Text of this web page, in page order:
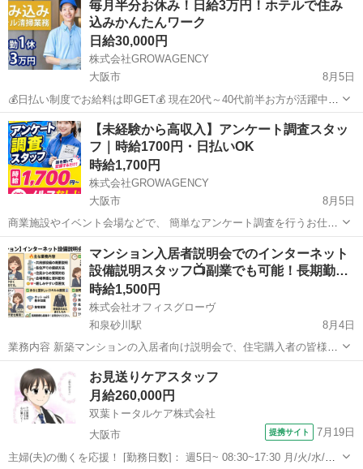
リング ・回答内容の入力 ・簡単な受付サポート 質問内容は決まっ...
毎月半分お休み！日給3万円！ホテルで住み
込みかんたんワーク
日給30,000円
株式会社GROWAGENCY
大阪市
8月5日
💰日払い制度でお給料は即GET💰 現在20代～40代前半お方が活躍中で
す！ 【お仕事内容】 客室清掃スタッフ：ホテルでのお客様が退出され
たお部屋を清掃するお仕事です！ 全体的に特別なスキルは必要ありま
せん！未経...
大阪 大阪市 ホテル 給料
【未経験から高収入】アンケート調査スタッ
フ｜時給1700円・日払いOK
時給1,700円
株式会社GROWAGENCY
大阪市
8月5日
商業施設やイベント会場などで、 簡単なアンケート調査を行うお仕事
です！ 【具体的には】 ・アンケートのご案内 ・決まった内容のヒア
リング ・回答内容の入力 ・簡単な受付サポート 質問内容は決まっ...
大阪 大阪市 時給
マンション入居者説明会でのインターネット
設備説明スタッフ📺副業でも可能！長期勤…
時給1,500円
株式会社オフィスグローヴ
和泉砂川駅
8月4日
業務内容 新築マンションの入居者向け説明会で、住宅購入者の皆様に
インターネット設備について分かりやすくご説明していただくお仕事
です。入居前の大切な時期に、新しい住環境での快適なインターネッ
トをサポートする重要な役割を担っ...
大阪 和泉砂川駅 接客
お見送りケアスタッフ
月給260,000円
双葉トータルケア株式会社
大阪市
提携サイト 7月19日
主婦(夫)の働くを応援！ [勤務日数]： 週5日~ 08:30~17:30 月/火/水/木/